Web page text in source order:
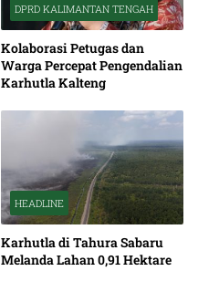
DPRD KALIMANTAN TENGAH
Kolaborasi Petugas dan
Warga Percepat Pengendalian
Karhutla Kalteng
HEADLINE
Karhutla di Tahura Sabaru
Melanda Lahan 0,91 Hektare